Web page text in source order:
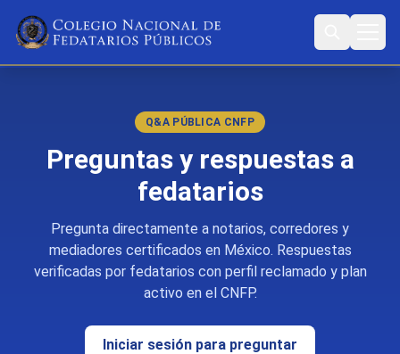
Q&A PÚBLICA CNFP
Preguntas y respuestas a
fedatarios
Pregunta directamente a notarios, corredores y
mediadores certificados en México. Respuestas
verificadas por fedatarios con perfil reclamado y plan
activo en el CNFP.
Iniciar sesión para preguntar